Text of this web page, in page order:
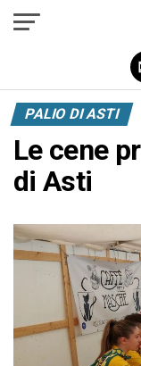
PALIO DI ASTI
Le cene
di Asti